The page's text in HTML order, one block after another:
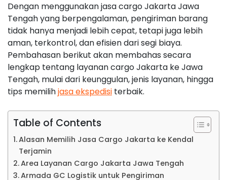
Dengan menggunakan jasa cargo Jakarta Jawa
Tengah yang berpengalaman, pengiriman barang
tidak hanya menjadi lebih cepat, tetapi juga lebih
aman, terkontrol, dan efisien dari segi biaya.
Pembahasan berikut akan membahas secara
lengkap tentang layanan cargo Jakarta ke Jawa
Tengah, mulai dari keunggulan, jenis layanan, hingga
tips memilihjasa ekspedisi terbaik.
Table of Contents
Alasan Memilih Jasa Cargo Jakarta ke Kendal
Terjamin
Area Layanan Cargo Jakarta Jawa Tengah
Armada GC Logistik untuk Pengiriman